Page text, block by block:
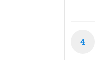
4